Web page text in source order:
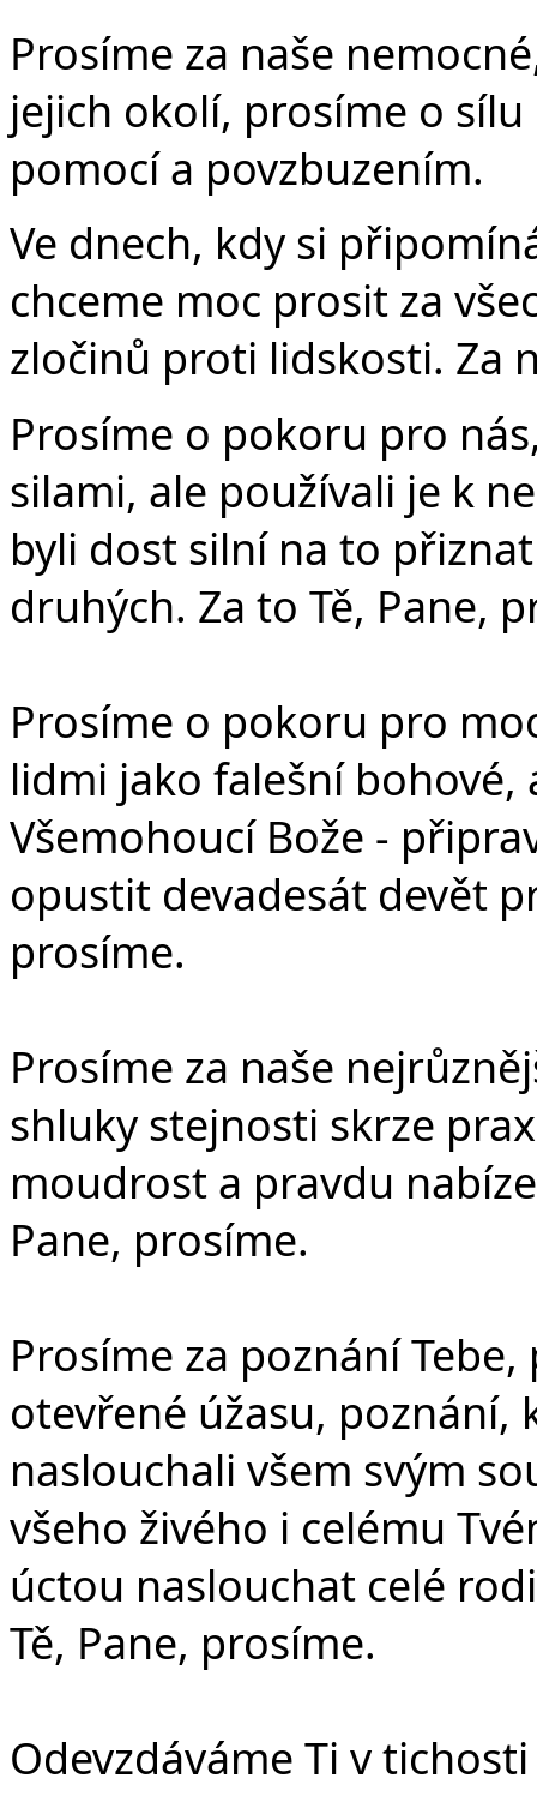
Prosíme za naše
jejich okolí, prosíme o
pomocí a povzbuzením.
Ve dnech, kdy si
chceme moc prosit za
zločinů proti lidskosti. Za
Prosíme o pokoru pro
silami, ale používali je k
byli dost silní na to
druhých. Za to Tě, Pane,
Prosíme o pokoru pro
lidmi jako falešní bohové,
Všemohoucí Bože -
opustit devadesát devět
prosíme.
Prosíme za naše
shluky stejnosti skrze
moudrost a pravdu
Pane, prosíme.
Prosíme za poznání
otevřené úžasu, poznání,
naslouchali všem svým
všeho živého i celému
úctou naslouchat celé
Tě, Pane, prosíme.
Odevzdáváme Ti v